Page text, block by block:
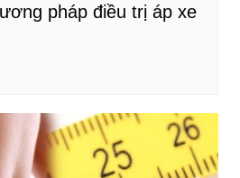
pháp điều trị áp xe